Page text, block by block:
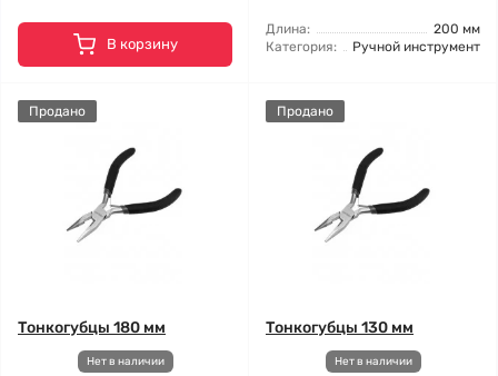
В корзину
Длина:
200 мм
Категория:
Ручной инструмент
Продано
Тонкогубцы 180 мм
Нет в наличии
Продано
Тонкогубцы 130 мм
Нет в наличии